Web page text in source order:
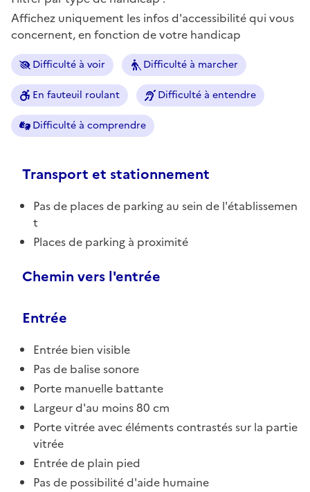
Affichez uniquement les infos d'accessibilité qui vous
concernent, en fonction de votre handicap
Difficulté à voir Difficulté à marcher
En fauteuil roulant Difficulté à entendre
Difficulté à comprendre
Transport et stationnement
Pas de places de parking au sein de l'établissemen
t
Places de parking à proximité
Chemin vers l'entrée
Entrée
Entrée bien visible
Pas de balise sonore
Porte manuelle battante
Largeur d'au moins 80 cm
Porte vitrée avec éléments contrastés sur la partie
vitrée
Entrée de plain pied
Pas de possibilité d'aide humaine